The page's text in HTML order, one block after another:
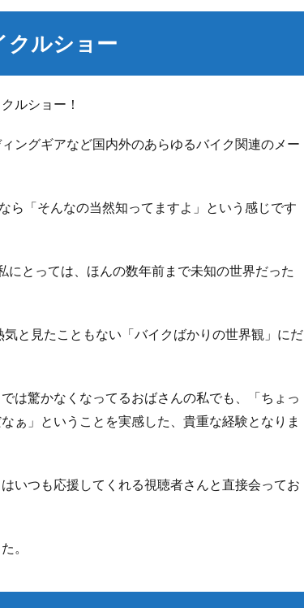
クルショー
ルショー！
ングギアなど国内外のあらゆるバイク関連のメー
ら「そんなの当然知ってますよ」という感じです
とっては、ほんの数年前まで未知の世界だった
と見たこともない「バイクばかりの世界観」にだ
は驚かなくなってるおばさんの私でも、「ちょっ
ぁ」ということを実感した、貴重な経験となりま
いつも応援してくれる視聴者さんと直接会ってお
。